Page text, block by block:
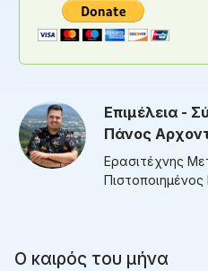
Επιμέλεια -
Πάνος
Ερασιτέχνης
Ο καιρός του μήνα